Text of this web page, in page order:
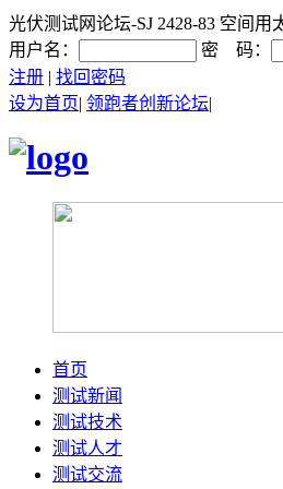
光伏测试网论坛-SJ 2428-83 空间
用户名：
密 码：
注册 | 找回密码
设为首页| 领跑者创新论坛|
首页
测试新闻
测试技术
测试人才
测试交流